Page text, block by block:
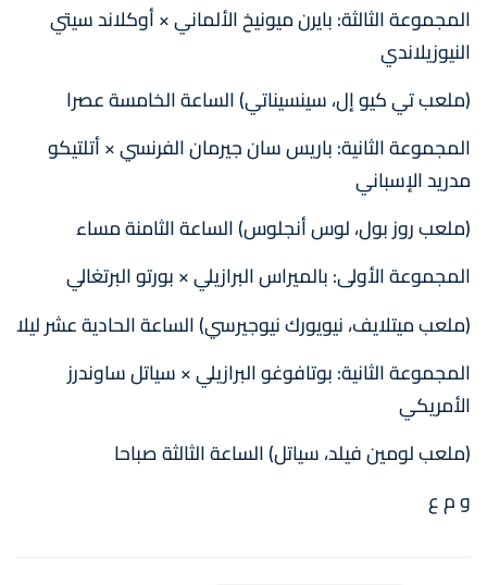
المجموعة الثالثة: بايرن ميونيخ الألماني × أوكلاند سيتي
النيوزيلاندي
(ملعب تي كيو إل، سينسيناتي) الساعة الخامسة عصرا
المجموعة الثانية: باريس سان جيرمان الفرنسي × أتلتيكو
مدريد الإسباني
(ملعب روز بول، لوس أنجلوس) الساعة الثامنة مساء
المجموعة الأولى: بالميراس البرازيلي × بورتو البرتغالي
(ملعب ميتلايف، نيويورك نيوجيرسي) الساعة الحادية عشر ليلا
المجموعة الثانية: بوتافوغو البرازيلي × سياتل ساوندرز
الأمريكي
(ملعب لومين فيلد، سياتل) الساعة الثالثة صباحا
و م ع